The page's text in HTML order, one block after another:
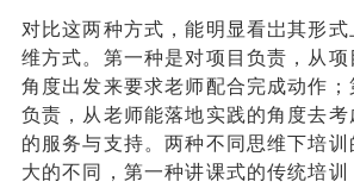
对比这两种方式，能明显看岀其形
维方式。第一种是对项目负责，从
角度出发来要求老师配合完成动作 ；
负责，从老师能落地实践的角度去
的服务与支持。两种不同思维下培
大的不同，第一种讲课式的传统培训